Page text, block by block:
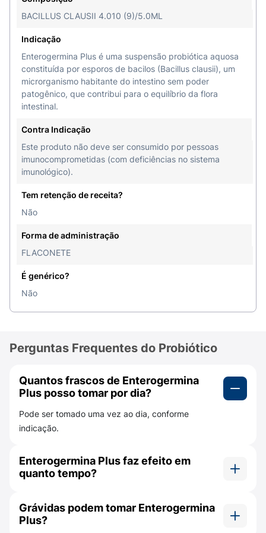
Como usar o Enterogermina Plus?
Utilize 1 flaconete de Enterogermina Plus ao dia,
agitando antes de usar e girando a tampa para
abrir. Leve até a boca e pressione o flaconete
para que o líquido saia por completo.
Quais os efeitos colaterais do
Como todos os medicamentos, Enterogermina
Plus pode causar efeitos colaterais, no entanto,
estes não se manifestam em todas as pessoas.
componentes do produto;
Erupções cutâneas leves, bacteremia,
septicemia ou sepse em pacientes com
deficiências no sistema imunológico.
Contraindicações: quando não devo tomar
gestantes;
lactantes;
pessoas imunocomprometidas; ou
pessoas acometidas de condição de saúde
Se você possui dúvidas se pode ou não utilizar o
Enterogermina, converse com um médico ou
Qual a diferença entre Enterogermina e
Enterogermina Plus?
BACILLUS CLAUSII 4.010 (9)/5.0ML
Indicação
Enterogermina Plus é uma suspensão probiótica aquosa
constituída por esporos de bacilos (Bacillus clausii), um
microrganismo habitante do intestino sem poder
patogênico, que contribui para o equilíbrio da flora
intestinal.
Contra Indicação
Este produto não deve ser consumido por pessoas
imunocomprometidas (com deficiências no sistema
imunológico).
Tem retenção de receita?
Não
Forma de administração
FLACONETE
É genérico?
Não
Perguntas Frequentes do Probiótico
Quantos frascos de Enterogermina
Plus posso tomar por dia?
Pode ser tomado uma vez ao dia, conforme
indicação.
Enterogermina Plus faz efeito em
quanto tempo?
Bacillus clausii se multiplica no intestino.
Grávidas podem tomar Enterogermina
Plus?